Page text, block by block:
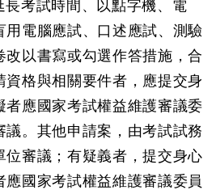
考試時間、以點字機、電
用電腦應試、口述應試、測驗
改以書寫或勾選作答措施，合
資格與相關要件者，應提交身
者應國家考試權益維護審議委
議。其他申請案，由考試試務
位審議；有疑義者，提交身心
應國家考試權益維護審議委員